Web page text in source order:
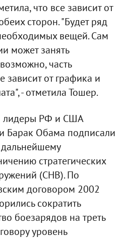
что все зависит от
сторон. "Будет ряд
вещей. Сам
может занять
часть
зависит от графика и
- отметила Тошер.
лидеры РФ и США
Барак Обама подписали
стратегических
(СНВ). По
договором 2002
сократить
боезарядов на треть
уровень